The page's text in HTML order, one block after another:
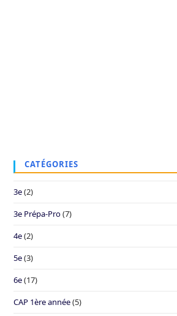
CATÉGORIES
3e(2)
3e Prépa-Pro(7)
4e(2)
5e(3)
6e(17)
CAP 1ère année(5)